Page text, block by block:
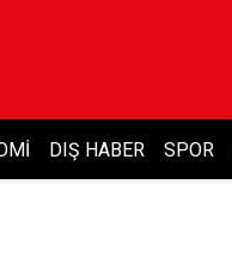
DIŞ HABER SPOR